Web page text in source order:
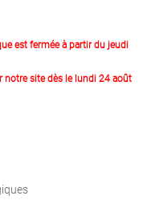
est fermée à partir du jeudi
notre site dès le lundi 24 août